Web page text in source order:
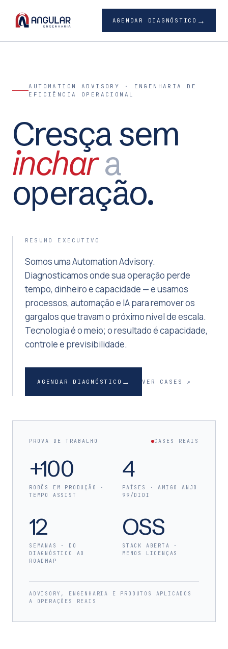
AGENDAR DIAGNÓSTICO →
AUTOMATION ADVISORY · ENGENHARIA DE
EFICIÊNCIA OPERACIONAL
Cresça sem
inchar a
operação.
RESUMO EXECUTIVO
Somos uma Automation Advisory.
Diagnosticamos onde sua operação perde
tempo, dinheiro e capacidade — e usamos
processos, automação e IA para remover os
gargalos que travam o próximo nível de escala.
Tecnologia é o meio; o resultado é capacidade,
controle e previsibilidade.
AGENDAR DIAGNÓSTICO → VER CASES ↗
PROVA DE TRABALHO CASES REAIS
+100
ROBÔS EM PRODUÇÃO ·
TEMPO ASSIST
4
PAÍSES · AMIGO ANJO
99/DIDI
12
SEMANAS · DO
DIAGNÓSTICO AO
ROADMAP
OSS
STACK ABERTA ·
MENOS LICENÇAS
ADVISORY, ENGENHARIA E PRODUTOS APLICADOS
A OPERAÇÕES REAIS